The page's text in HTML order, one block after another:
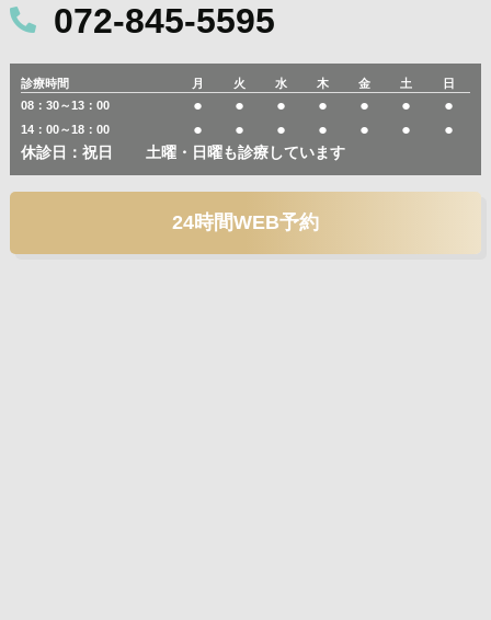
072-845-5595
診療時間 月 火 水 木 金 土
日
08：30～13：00
● ● ● ● ● ● ●
14：00～18：00 ● ● ● ● ● ● ●
休診日：祝日 土曜・日曜も診療しています
24時間WEB予約